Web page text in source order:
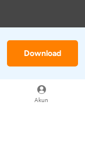
Akun
Download